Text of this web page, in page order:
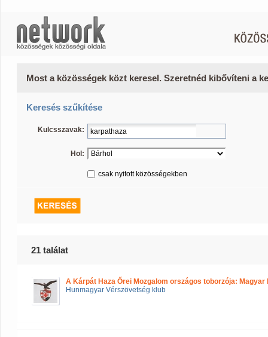
Most a közösségek közt keresel. Szeretnéd kibővíteni a
Keresés szűkítése
Kulcsszavak:
Hol:
csak nyitott közösségekben
21 találat
A Kárpát Haza Őrei Mozgalom országos toborzója: Magyar
Hunmagyar Vérszövetség klub